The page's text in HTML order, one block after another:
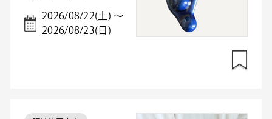
2026/08/22(土) ～
2026/08/23(日)